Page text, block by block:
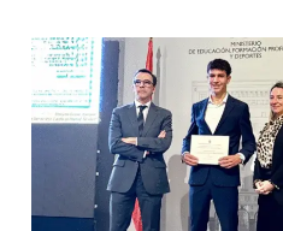
España:
Estudiante
evangélico
gana
certamen
nacional
“Vivir,